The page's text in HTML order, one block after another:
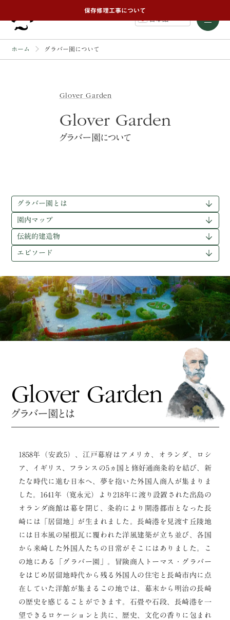
保存修理工事について
ホーム グラバー園について
Glover Garden
Glover Garden
グラバー園について
グラバー園とは
園内マップ
伝統的建造物
エピソード
Glover Garden
グラバー園とは
1858年（安政5）、江戸幕府はアメリカ、オランダ、ロシ
ア、イギリス、フランスの5ヵ国と修好通商条約を結び、新
たな時代に進む日本へ、夢を抱いた外国人商人が集まりま
した。1641年（寛永元）より218年に渡り設置された出島の
オランダ商館は幕を閉じ、条約により開港都市となった長
崎には「居留地」が生まれました。長崎港を見渡す丘陵地
には日本風の屋根瓦に覆われた洋風建築が立ち並び、各国
から来崎した外国人たちの日常がそこにはありました。こ
の地にある「グラバー園」。冒険商人トーマス・グラバー
をはじめ居留地時代から残る外国人の住宅と長崎市内に点
在していた洋館が集まるこの地では、幕末から明治の長崎
の歴史を感じることができます。石畳や石段、長崎港を一
望できるロケーションと共に、歴史、文化の香りに包まれ